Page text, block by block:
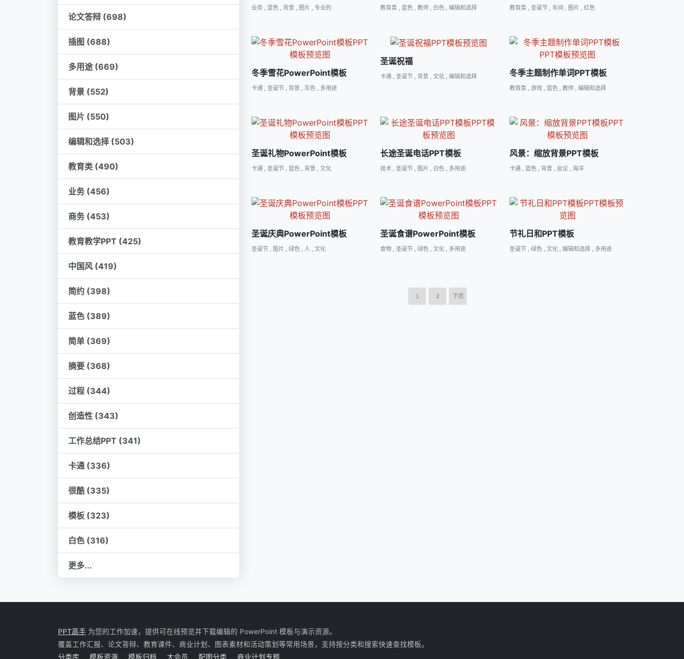
论文答辩 (698)
插图 (688)
多用途 (669)
背景 (552)
图片 (550)
编辑和选择 (503)
教育类 (490)
业务 (456)
商务 (453)
教育教学PPT (425)
中国风 (419)
简约 (398)
蓝色 (389)
简单 (369)
摘要 (368)
过程 (344)
创造性 (343)
工作总结PPT (341)
卡通 (336)
很酷 (335)
模板 (323)
白色 (316)
更多...
业务 蓝色 背景 图片 专业的 教育类 ,蓝色 ,教师 白色 ,编辑和选择 教育类, 圣诞节, 车间, 图片 红色
冬季雪花PowerPoint模板
卡通 圣诞节 背景 灰色 多用途
圣诞祝福
卡通 ,圣诞节 ,背景 ,文化 ,编辑和选择 冬季主题制作单词PPT模板
教育类, 游戏, 蓝色, 教师, 编辑和选择
圣诞礼物PowerPoint模板
卡通 圣诞节 蓝色 背景 文化
长途圣诞电话PPT模板
技术 ,圣诞节 图片 白色 多用途
风景：缩放背景PPT模板
卡通, 蓝色, 背景, 会议 海洋
圣诞庆典PowerPoint模板
圣诞节 图片 绿色 人 文化
圣诞食谱PowerPoint模板
食物 ,圣诞节 ,绿色 ,文化 多用途
节礼日和PPT模板
圣诞节, 绿色, 文化, 编辑和选择, 多用途
1 2 下页
PPT高手 为您的工作加速，提供可在线预览并下载编辑的 PowerPoint 模板与演示资源。
覆盖工作汇报、论文答辩、教育课件、商业计划、图表素材和活动策划等常用场景，支持按分类和搜索快速查找模板。
分类库
模板资源 模板归档 大会员 配图分类 商业计划专题